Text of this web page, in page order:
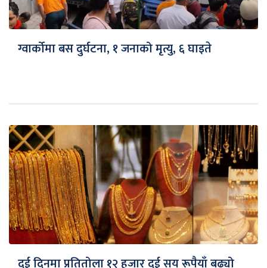
ग्वार्कोमा बस दुर्घटना, १ जनाको मृत्यु, ६ घाइते
दुई दिनमा प्रतितोला १२ हजार दुई सय रूपैयाँ बढ्यो